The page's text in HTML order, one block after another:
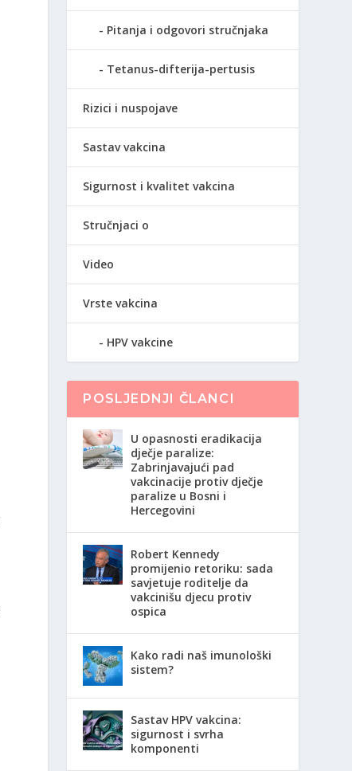
Pitanja i odgovori stručnjaka
Tetanus-difterija-pertusis
Rizici i nuspojave
Sastav vakcina
Sigurnost i kvalitet vakcina
Stručnjaci o
Video
Vrste vakcina
HPV vakcine
POSLJEDNJI ČLANCI
U opasnosti eradikacija
dječje paralize:
Zabrinjavajući pad
vakcinacije protiv dječje
paralize u Bosni i
Hercegovini
Robert Kennedy
promijenio retoriku: sada
savjetuje roditelje da
vakcinišu djecu protiv
ospica
Kako radi naš imunološki
sistem?
Sastav HPV vakcina:
sigurnost i svrha
komponenti